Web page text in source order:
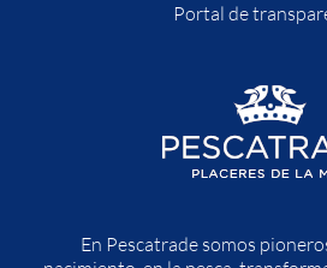
Portal de
En Pescatrade somos